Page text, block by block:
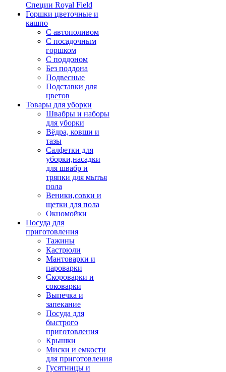
Специи Royal Field
Горшки цветочные и
кашпо
С автополивом
С посадочным
горшком
С поддоном
Без поддона
Подвесные
Подставки для
цветов
Товары для уборки
Швабры и наборы
для уборки
Вёдра, ковши и
тазы
Салфетки для
уборки,насадки
для швабр и
тряпки для мытья
пола
Веники,совки и
щетки для пола
Окномойки
Посуда для
приготовления
Тажины
Кастрюли
Мантоварки и
пароварки
Скороварки и
соковарки
Выпечка и
запекание
Посуда для
быстрого
приготовления
Крышки
Миски и емкости
для приготовления
Гусятницы и